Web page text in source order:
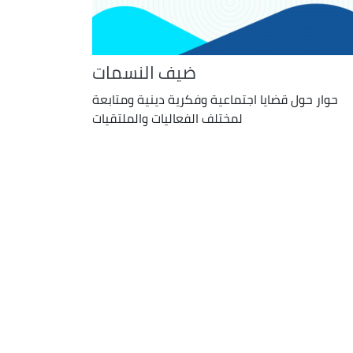
ضيف النسمات
حوار حول قضايا اجتماعية وفكرية دينية ومتابعة
لمختلف الفعاليات والملتقيات